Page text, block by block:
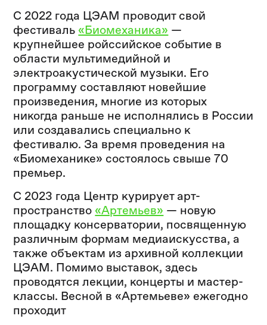
С 2022 года ЦЭАМ проводит свой
фестиваль «Биомеханика» —
крупнейшее ройссийское событие в
области мультимедийной и
электроакустической музыки. Его
программу составляют новейшие
произведения, многие из которых
никогда раньше не исполнялись в России
или создавались специально к
фестивалю. За время проведения на
«Биомеханике» состоялось свыше 70
премьер.
С 2023 года Центр курирует арт-
пространство «Артемьев» — новую
площадку консерватории, посвященную
различным формам медиаискусства, а
также объектам из архивной коллекции
ЦЭАМ. Помимо выставок, здесь
проводятся лекции, концерты и мастер-
классы. Весной в «Артемьеве» ежегодно
проходит